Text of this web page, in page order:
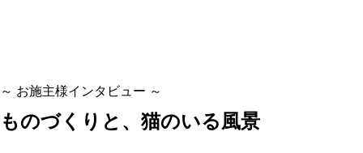
～ お施主様インタビュー ～
ものづくりと、猫のいる風景